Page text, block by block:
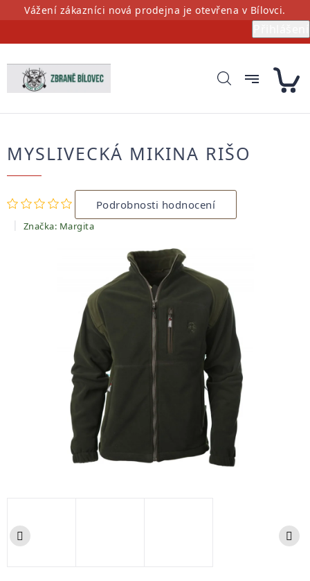
PřejítVážení zákazníci nová prodejna je otevřena v Bílovci.
MYSLIVECKÁ MIKINA RIŠO
Průměrné
hodnocení
produktu
je
hvězdiček.
Podrobnosti hodnocení
Značka: Margita